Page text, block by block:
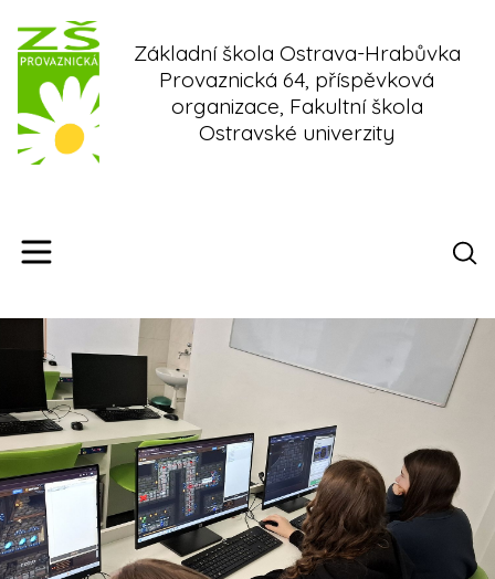
content
Základní škola Ostrava-Hrabůvka
Provaznická 64, příspěvková
organizace, Fakultní škola
Ostravské univerzity